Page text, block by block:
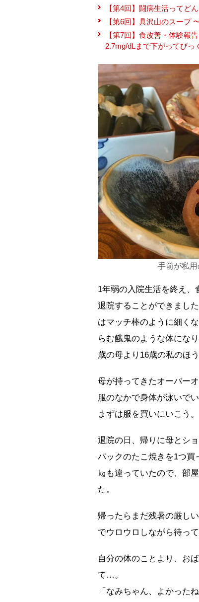
【第4回】闘病生活ってど
【第6回】具沢山のスープ
【第7回】食改善・体験報
2.7mg/dLまで下がってびっ
手前が私
1年弱の入院生活を終え
退院することができまし
はマッチ棒のように細く
らむ餓鬼のような体にな
歳の母より16歳の私のほ
母が持ってきたオーバー
服のなかで身体が泳いでい
まずは服を買いにいこう。
退院の日、帰りに母とシ
パックのたこ焼きを1つ買
㎏も違っていたので、部
た。
帰ったらまだ残暑の厳し
でウロウロしながら待っ
自分の体のことより、お
て…。
「なみちゃん、よかった